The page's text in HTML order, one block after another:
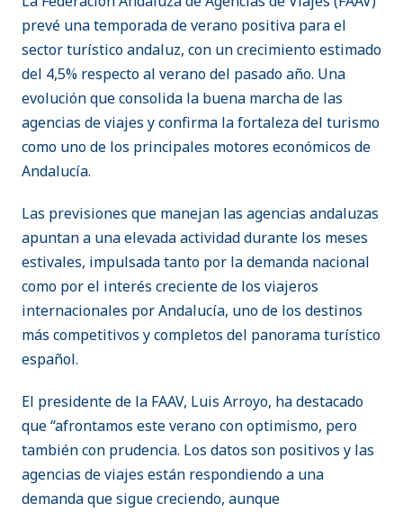
prevé una temporada de verano positiva para el
sector turístico andaluz, con un crecimiento estimado
del 4,5% respecto al verano del pasado año. Una
evolución que consolida la buena marcha de las
agencias de viajes y confirma la fortaleza del turismo
como uno de los principales motores económicos de
Andalucía.
Las previsiones que manejan las agencias andaluzas
apuntan a una elevada actividad durante los meses
estivales, impulsada tanto por la demanda nacional
como por el interés creciente de los viajeros
internacionales por Andalucía, uno de los destinos
más competitivos y completos del panorama turístico
español.
El presidente de la FAAV, Luis Arroyo, ha destacado
que “afrontamos este verano con optimismo, pero
también con prudencia. Los datos son positivos y las
agencias de viajes están respondiendo a una
demanda que sigue creciendo, aunque